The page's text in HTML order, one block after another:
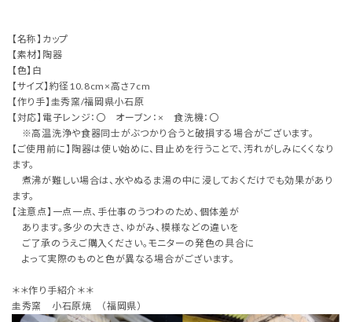
【名称】カップ
【素材】陶器
【色】白
【サイズ】約径10.8cm×高さ7cm
【作り手】圭秀窯/福岡県小石原
【対応】電子レンジ：〇 オーブン：× 食洗機：〇
※高温洗浄や食器同士がぶつかり合うと破損する場合がございます。
【ご使用前に】陶器は使い始めに、目止めを行うことで、汚れがしみにくくなり
ます。
煮沸が難しい場合は、水やぬるま湯の中に浸しておくだけでも効果があり
ます。
【注意点】一点一点、手仕事のうつわのため、個体差が
あります。多少の大きさ、ゆがみ、模様などの違いを
ご了承のうえご購入ください。モニターの発色の具合に
よって実際のものと色が異なる場合がございます。
＊＊作り手紹介＊＊
圭秀窯 小石原焼 （福岡県）